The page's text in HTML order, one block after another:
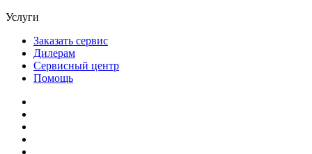
Услуги
Заказать сервис
Дилерам
Сервисный центр
Помощь